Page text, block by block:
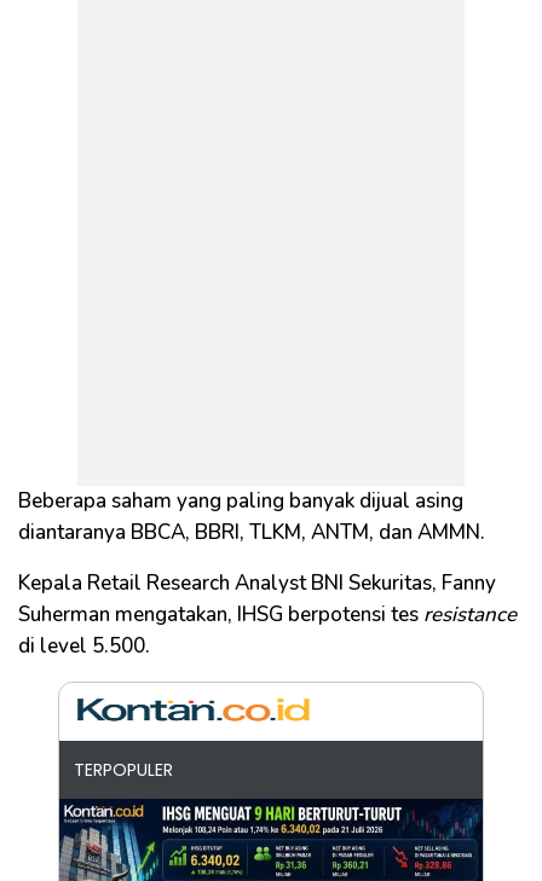
Beberapa saham yang paling banyak dijual asing
diantaranya BBCA, BBRI, TLKM, ANTM, dan AMMN.
Kepala Retail Research Analyst BNI Sekuritas, Fanny
Suherman mengatakan, IHSG berpotensi tes resistance
di level 5.500.
TERPOPULER